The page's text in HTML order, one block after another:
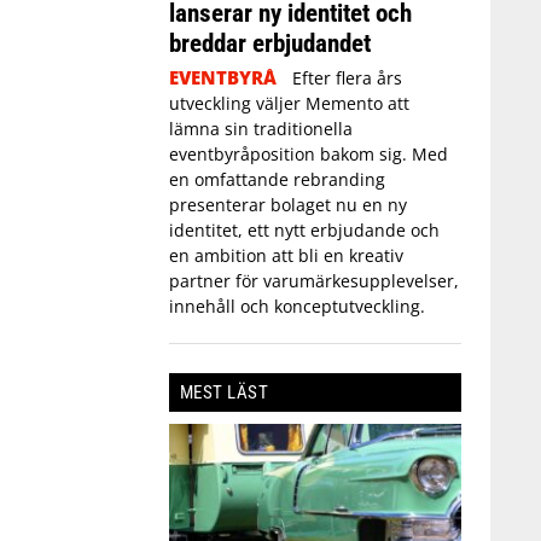
lanserar ny identitet och
breddar erbjudandet
EVENTBYRÅ
Efter flera års
utveckling väljer Memento att
lämna sin traditionella
eventbyråposition bakom sig. Med
en omfattande rebranding
presenterar bolaget nu en ny
identitet, ett nytt erbjudande och
en ambition att bli en kreativ
partner för varumärkesupplevelser,
innehåll och konceptutveckling.
MEST LÄST